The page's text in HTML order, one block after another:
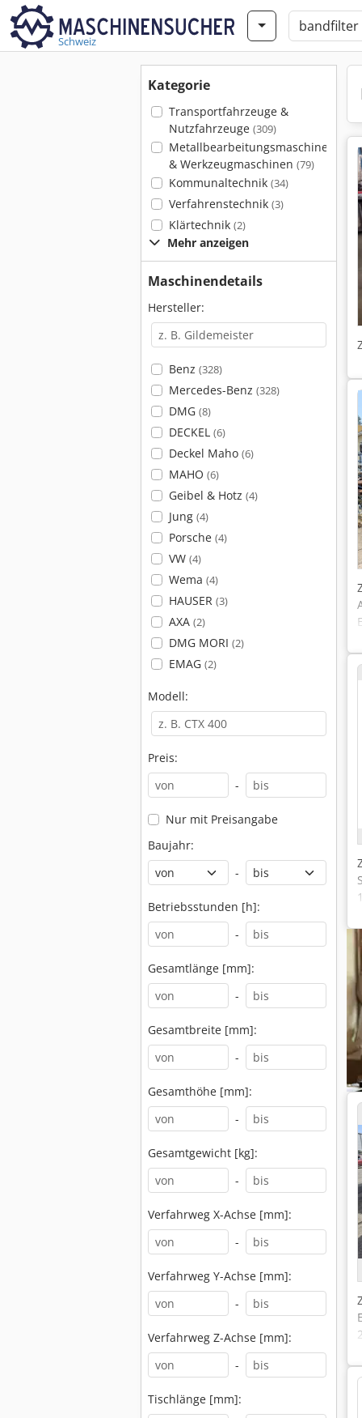
Schweiz
Kategorie
Transportfahrzeuge &
Nutzfahrzeuge (309)
Metallbearbeitungsmaschinen
& Werkzeugmaschinen (79)
Kommunaltechnik (34)
Verfahrenstechnik (3)
Klärtechnik (2)
Mehr anzeigen
Maschinendetails
Hersteller:
Benz (328)
Mercedes-Benz (328)
DMG (8)
DECKEL (6)
Deckel Maho (6)
MAHO (6)
Geibel & Hotz (4)
Jung (4)
Porsche (4)
VW (4)
Wema (4)
HAUSER (3)
AXA (2)
DMG MORI (2)
EMAG (2)
Modell:
Preis:
-
Nur mit Preisangabe
Baujahr:
-
Betriebsstunden [h]:
-
Gesamtlänge [mm]:
-
Gesamtbreite [mm]:
-
Gesamthöhe [mm]:
-
Gesamtgewicht [kg]:
-
Verfahrweg X-Achse [mm]:
-
Verfahrweg Y-Achse [mm]:
-
Verfahrweg Z-Achse [mm]:
-
Tischlänge [mm]: